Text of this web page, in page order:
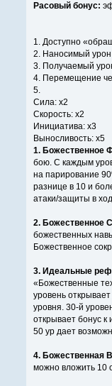
Расовый бонус:
1. Доступно
2. Наносимый урон
3. Получаемый
4. Перемещение
5.
Сила: x2
Скорость: x2
Инициатива: x3
Выносливость: x5
1. Божественное
бою. С каждым
на парирование
разнице в 10 и
атаки/защиты в
2. Божественное
божественных
Божественное
3. Идеальные
«Божественные
уровень
уровня. 30-й
открывает бонус
50 ур дает
4. Божественная
можно вложить 10